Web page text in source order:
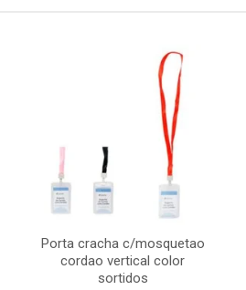
Porta cracha c/mosquetao
cordao vertical color
sortidos